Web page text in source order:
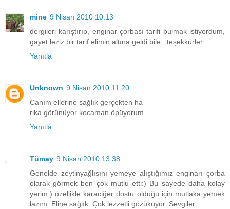
mine 9 Nisan 2010 10:13
dergileri karıştırıp, enginar çorbası tarifi bulmak istiyordum,
gayet leziz bir tarif elimin altına geldi bile , teşekkürler
Yanıtla
Unknown 9 Nisan 2010 11:20
Canım ellerine sağlık gerçekten ha
rika görünüyor kocaman öpüyorum...
Yanıtla
Tümay 9 Nisan 2010 13:38
Genelde zeytinyağlısını yemeye alıştığımız enginarı çorba
olarak görmek ben çok mutlu etti:) Bu sayede daha kolay
yerim:) özellikle karaciğer dostu olduğu için mutlaka yemek
lazım. Eline sağlık. Çok lezzetli gözüküyor. Sevgiler...